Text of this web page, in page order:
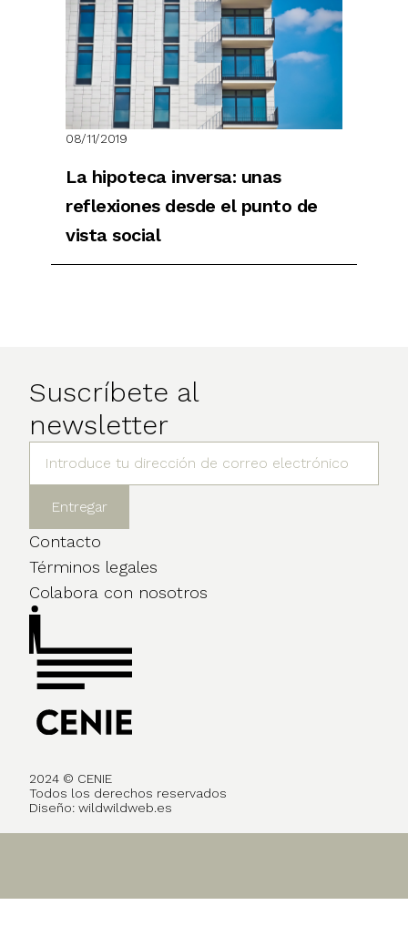
08/11/2019
La hipoteca inversa: unas
reflexiones desde el punto de
vista social
Suscríbete al
newsletter
Contacto
Términos legales
Colabora con nosotros
2024 © CENIE
Todos los derechos reservados
Diseño: wildwildweb.es